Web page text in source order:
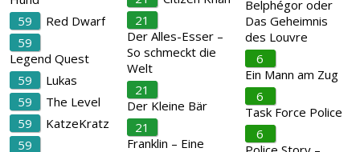
59
Red Dwarf
59
Legend Quest
59
Lukas
59
The Level
59
KatzeKratz
59
21
Der Alles-Esser –
So schmeckt die
Welt
21
Der Kleine Bär
21
Franklin – Eine
Belphégor oder
Das Geheimnis
des Louvre
6
Ein Mann am Zug
6
Task Force Police
6